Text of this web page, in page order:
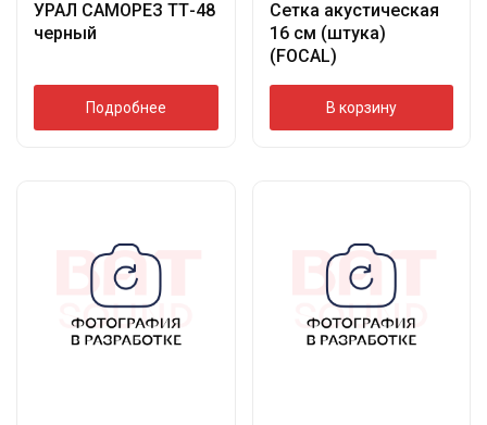
УРАЛ САМОРЕЗ ТТ-48
черный
Подробнее
Сетка акустическая
16 см (штука)
(FOCAL)
В корзину